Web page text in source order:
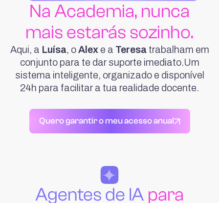
Na Academia, nunca
mais estarás sozinho.
Aqui, a Luísa, oAlexe a Teresatrabalham em
conjunto para te dar suporte imediato.Um
sistema inteligente, organizado e disponível
24h para facilitar a tua realidade docente.
Quero garantir o meu acesso anual
Agentes de IA para